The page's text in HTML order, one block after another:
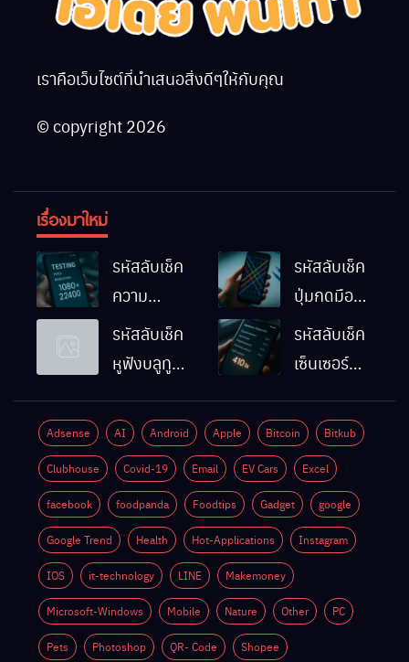
เราคือเว็บไซต์ที่นำเสนอสิ่งดีๆให้กับคุณ
© copyright 2026
เรื่องมาใหม่
รหัสลับเช็ค
ความ
ละเอียดหน้า
จอมือถือ
รหัสลับเช็ค
ปุ่มกดมือถือ
Android
ทำงานปกติ
รหัสลับเช็ค
หูฟังบลูทูธ
Android
ด้วยตัวเอง
รหัสลับเช็ค
เซ็นเซอร์
Android
ทำงานปกติ
ไหม
Adsense AI Android Apple Bitcoin Bitkub
Clubhouse Covid-19 Email EV Cars Excel
facebook foodpanda Foodtips Gadget google
Google Trend Health Hot-Applications Instagram
IOS it-technology LINE Makemoney
Microsoft-Windows Mobile Nature Other PC
Pets Photoshop QR- Code Shopee